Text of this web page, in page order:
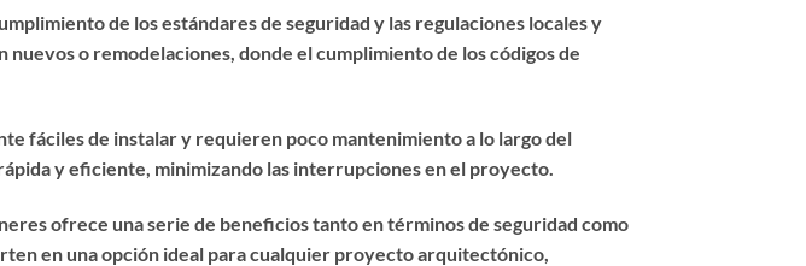
de los estándares de seguridad y las regulaciones locales y
o remodelaciones, donde el cumplimiento de los códigos de
fáciles de instalar y requieren poco mantenimiento a lo largo del
y eficiente, minimizando las interrupciones en el proyecto.
ofrece una serie de beneficios tanto en términos de seguridad como
en una opción ideal para cualquier proyecto arquitectónico,